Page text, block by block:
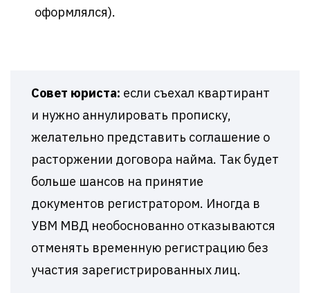
оформлялся).
Совет юриста: если съехал квартирант
и нужно аннулировать прописку,
желательно представить соглашение о
расторжении договора найма. Так будет
больше шансов на принятие
документов регистратором. Иногда в
УВМ МВД необоснованно отказываются
отменять временную регистрацию без
участия зарегистрированных лиц.